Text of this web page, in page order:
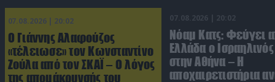
07.08.2026 | 20:02
Ο Γιάννης Αλαφούζος
«τέλειωσε» τον Κωνσταντίνο
Ζούλα από τον ΣΚΑΪ – Ο λόγος
της απομάκρυνσής του
07.08.2026 | 20:02
Νόαμ Κατς: Φεύγει
Ελλάδα ο
στην Αθήνα – Η
αποχαιρετιστήρια